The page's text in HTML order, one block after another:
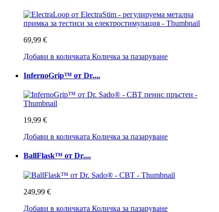
69,99 €
Добави в количката Количка за пазаруване
InfernoGrip™ от Dr....
19,99 €
Добави в количката Количка за пазаруване
BallFlask™ от Dr....
249,99 €
Добави в количката Количка за пазаруване